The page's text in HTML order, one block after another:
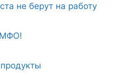
не берут на работу
МФО!